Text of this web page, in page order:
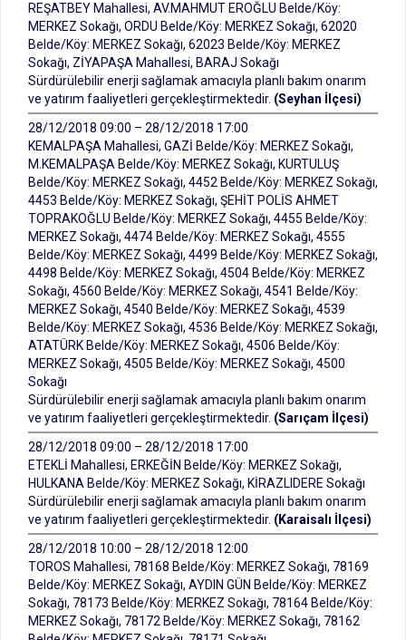
REŞATBEY Mahallesi, AV.MAHMUT EROĞLU Belde/Köy:
MERKEZ Sokağı, ORDU Belde/Köy: MERKEZ Sokağı, 62020
Belde/Köy: MERKEZ Sokağı, 62023 Belde/Köy: MERKEZ
Sokağı, ZİYAPAŞA Mahallesi, BARAJ Sokağı
Sürdürülebilir enerji sağlamak amacıyla planlı bakım onarım
ve yatırım faaliyetleri gerçekleştirmektedir. (Seyhan İlçesi)
28/12/2018 09:00 – 28/12/2018 17:00
KEMALPAŞA Mahallesi, GAZİ Belde/Köy: MERKEZ Sokağı,
M.KEMALPAŞA Belde/Köy: MERKEZ Sokağı, KURTULUŞ
Belde/Köy: MERKEZ Sokağı, 4452 Belde/Köy: MERKEZ Sokağı,
4453 Belde/Köy: MERKEZ Sokağı, ŞEHİT POLİS AHMET
TOPRAKOĞLU Belde/Köy: MERKEZ Sokağı, 4455 Belde/Köy:
MERKEZ Sokağı, 4474 Belde/Köy: MERKEZ Sokağı, 4555
Belde/Köy: MERKEZ Sokağı, 4499 Belde/Köy: MERKEZ Sokağı,
4498 Belde/Köy: MERKEZ Sokağı, 4504 Belde/Köy: MERKEZ
Sokağı, 4560 Belde/Köy: MERKEZ Sokağı, 4541 Belde/Köy:
MERKEZ Sokağı, 4540 Belde/Köy: MERKEZ Sokağı, 4539
Belde/Köy: MERKEZ Sokağı, 4536 Belde/Köy: MERKEZ Sokağı,
ATATÜRK Belde/Köy: MERKEZ Sokağı, 4506 Belde/Köy:
MERKEZ Sokağı, 4505 Belde/Köy: MERKEZ Sokağı, 4500
Sokağı
Sürdürülebilir enerji sağlamak amacıyla planlı bakım onarım
ve yatırım faaliyetleri gerçekleştirmektedir. (Sarıçam İlçesi)
28/12/2018 09:00 – 28/12/2018 17:00
ETEKLİ Mahallesi, ERKEĞİN Belde/Köy: MERKEZ Sokağı,
HULKANA Belde/Köy: MERKEZ Sokağı, KİRAZLIDERE Sokağı
Sürdürülebilir enerji sağlamak amacıyla planlı bakım onarım
ve yatırım faaliyetleri gerçekleştirmektedir. (Karaisalı İlçesi)
28/12/2018 10:00 – 28/12/2018 12:00
TOROS Mahallesi, 78168 Belde/Köy: MERKEZ Sokağı, 78169
Belde/Köy: MERKEZ Sokağı, AYDIN GÜN Belde/Köy: MERKEZ
Sokağı, 78173 Belde/Köy: MERKEZ Sokağı, 78164 Belde/Köy:
MERKEZ Sokağı, 78172 Belde/Köy: MERKEZ Sokağı, 78162